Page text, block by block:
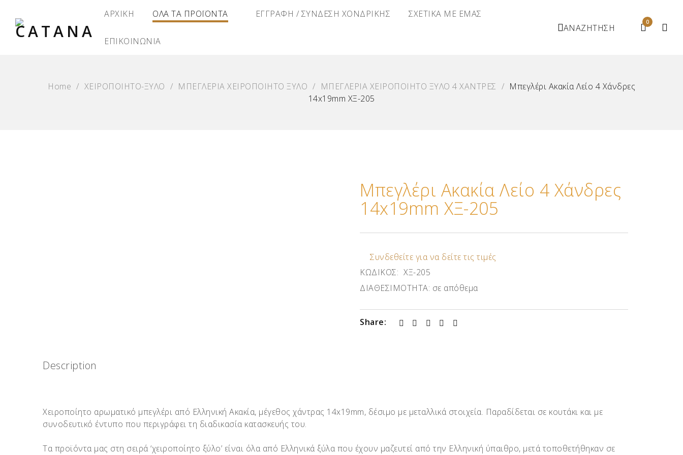
ΑΡΧΙΚΗ ΟΛΑ ΤΑ ΠΡΟΪΟΝΤΑ ΕΓΓΡΑΦΗ / ΣΥΝΔΕΣΗ ΧΟΝΔΡΙΚΗΣ ΣΧΕΤΙΚΑ ΜΕ ΕΜΑΣ
ΕΠΙΚΟΙΝΩΝΙΑ
0
ΑΝΑΖΗΤΗΣΗ
Home / ΧΕΙΡΟΠΟΙΗΤΟ-ΞΥΛΟ / ΜΠΕΓΛΕΡΙΑ ΧΕΙΡΟΠΟΙΗΤΟ ΞΥΛΟ / ΜΠΕΓΛΕΡΙΑ ΧΕΙΡΟΠΟΙΗΤΟ ΞΥΛΟ 4 XΑΝΤΡΕΣ / Μπεγλέρι Ακακία Λείο 4 Χάνδρες
14x19mm ΧΞ-205
Μπεγλέρι Ακακία Λείο 4 Χάνδρες
14x19mm ΧΞ-205
Συνδεθείτε για να δείτε τις τιμές
ΚΩΔΙΚΟΣ: ΧΞ-205
ΔΙΑΘΕΣΙΜΟΤΗΤΑ: σε απόθεμα
Share:
Description
Χειροποίητο αρωματικό μπεγλέρι από Ελληνική Ακακία, μέγεθος χάντρας 14x19mm, δέσιμο με μεταλλικά στοιχεία. Παραδίδεται σε κουτάκι και με
συνοδευτικό έντυπο που περιγράφει τη διαδικασία κατασκευής του.
Τα προϊόντα μας στη σειρά ‘χειροποίητο ξύλο’ είναι όλα από Ελληνικά ξύλα που έχουν μαζευτεί από την Ελληνική ύπαιθρο, μετά τοποθετήθηκαν σε